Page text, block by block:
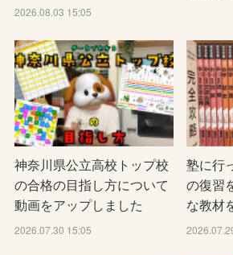
2026.08.03 15:05
神奈川県公立高校トップ校
の合格の目指し方について
動画をアップしました
2026.07.30 15:05
塾に行
の復習
な教材